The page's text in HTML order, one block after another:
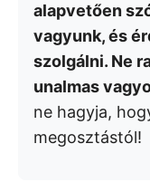
alapvetően
vagyunk, és
szolgálni. Ne
unalmas
ne hagyja,
megosztástól!